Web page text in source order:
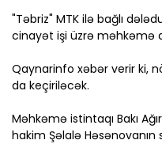
"Təbriz" MTK ilə bağlı
cinayət işi üzrə məhkəmə
Qaynarinfo xəbər verir ki,
da keçiriləcək.
Məhkəmə istintaqı Bakı
hakim Şəlalə Həsənovanın